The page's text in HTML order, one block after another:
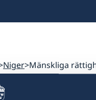
Niger Mänskliga